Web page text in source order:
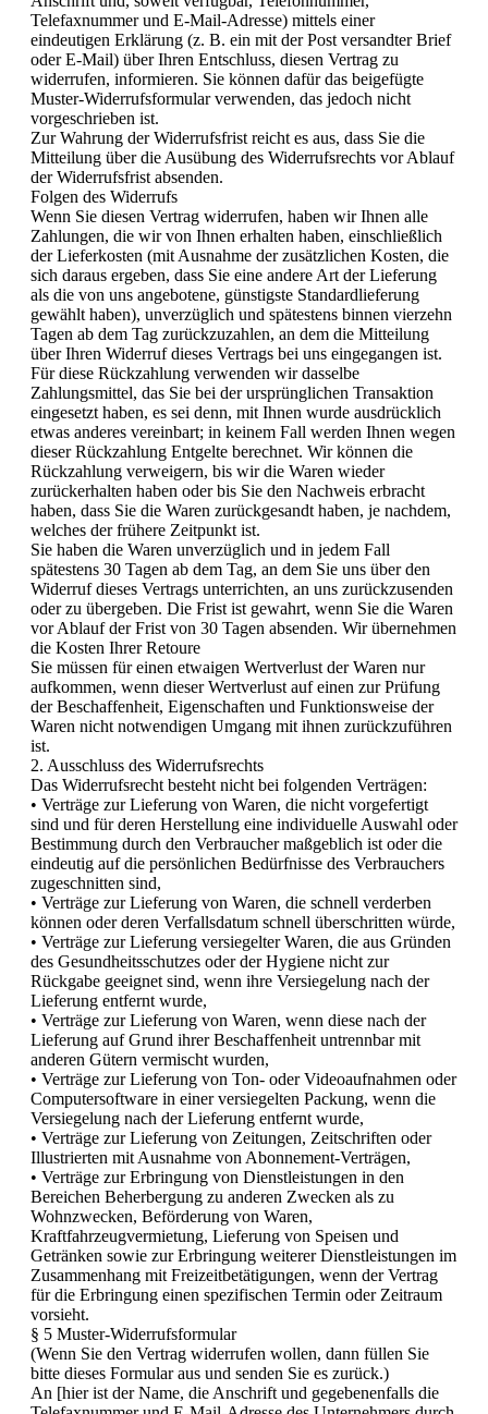
Telefaxnummer und E-Mail-Adresse) mittels einer
eindeutigen Erklärung (z. B. ein mit der Post versandter Brief
oder E-Mail) über Ihren Entschluss, diesen Vertrag zu
widerrufen, informieren. Sie können dafür das beigefügte
Muster-Widerrufsformular verwenden, das jedoch nicht
vorgeschrieben ist.
Zur Wahrung der Widerrufsfrist reicht es aus, dass Sie die
Mitteilung über die Ausübung des Widerrufsrechts vor Ablauf
der Widerrufsfrist absenden.
Folgen des Widerrufs
Wenn Sie diesen Vertrag widerrufen, haben wir Ihnen alle
Zahlungen, die wir von Ihnen erhalten haben, einschließlich
der Lieferkosten (mit Ausnahme der zusätzlichen Kosten, die
sich daraus ergeben, dass Sie eine andere Art der Lieferung
als die von uns angebotene, günstigste Standardlieferung
gewählt haben), unverzüglich und spätestens binnen vierzehn
Tagen ab dem Tag zurückzuzahlen, an dem die Mitteilung
über Ihren Widerruf dieses Vertrags bei uns eingegangen ist.
Für diese Rückzahlung verwenden wir dasselbe
Zahlungsmittel, das Sie bei der ursprünglichen Transaktion
eingesetzt haben, es sei denn, mit Ihnen wurde ausdrücklich
etwas anderes vereinbart; in keinem Fall werden Ihnen wegen
dieser Rückzahlung Entgelte berechnet. Wir können die
Rückzahlung verweigern, bis wir die Waren wieder
zurückerhalten haben oder bis Sie den Nachweis erbracht
haben, dass Sie die Waren zurückgesandt haben, je nachdem,
welches der frühere Zeitpunkt ist.
Sie haben die Waren unverzüglich und in jedem Fall
spätestens 30 Tagen ab dem Tag, an dem Sie uns über den
Widerruf dieses Vertrags unterrichten, an uns zurückzusenden
oder zu übergeben. Die Frist ist gewahrt, wenn Sie die Waren
vor Ablauf der Frist von 30 Tagen absenden. Wir übernehmen
die Kosten Ihrer Retoure
Sie müssen für einen etwaigen Wertverlust der Waren nur
aufkommen, wenn dieser Wertverlust auf einen zur Prüfung
der Beschaffenheit, Eigenschaften und Funktionsweise der
Waren nicht notwendigen Umgang mit ihnen zurückzuführen
ist.
2. Ausschluss des Widerrufsrechts
Das Widerrufsrecht besteht nicht bei folgenden Verträgen:
• Verträge zur Lieferung von Waren, die nicht vorgefertigt
sind und für deren Herstellung eine individuelle Auswahl oder
Bestimmung durch den Verbraucher maßgeblich ist oder die
eindeutig auf die persönlichen Bedürfnisse des Verbrauchers
zugeschnitten sind,
• Verträge zur Lieferung von Waren, die schnell verderben
können oder deren Verfallsdatum schnell überschritten würde,
• Verträge zur Lieferung versiegelter Waren, die aus Gründen
des Gesundheitsschutzes oder der Hygiene nicht zur
Rückgabe geeignet sind, wenn ihre Versiegelung nach der
Lieferung entfernt wurde,
• Verträge zur Lieferung von Waren, wenn diese nach der
Lieferung auf Grund ihrer Beschaffenheit untrennbar mit
anderen Gütern vermischt wurden,
• Verträge zur Lieferung von Ton- oder Videoaufnahmen oder
Computersoftware in einer versiegelten Packung, wenn die
Versiegelung nach der Lieferung entfernt wurde,
• Verträge zur Lieferung von Zeitungen, Zeitschriften oder
Illustrierten mit Ausnahme von Abonnement-Verträgen,
• Verträge zur Erbringung von Dienstleistungen in den
Bereichen Beherbergung zu anderen Zwecken als zu
Wohnzwecken, Beförderung von Waren,
Kraftfahrzeugvermietung, Lieferung von Speisen und
Getränken sowie zur Erbringung weiterer Dienstleistungen im
Zusammenhang mit Freizeitbetätigungen, wenn der Vertrag
für die Erbringung einen spezifischen Termin oder Zeitraum
vorsieht.
§ 5 Muster-Widerrufsformular
(Wenn Sie den Vertrag widerrufen wollen, dann füllen Sie
bitte dieses Formular aus und senden Sie es zurück.)
An [hier ist der Name, die Anschrift und gegebenenfalls die